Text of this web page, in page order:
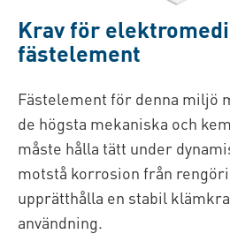
Krav för
fästelement
Fästelement för denna miljö
de högsta mekaniska och
måste hålla tätt under
motstå korrosion från
upprätthålla en stabil
användning.